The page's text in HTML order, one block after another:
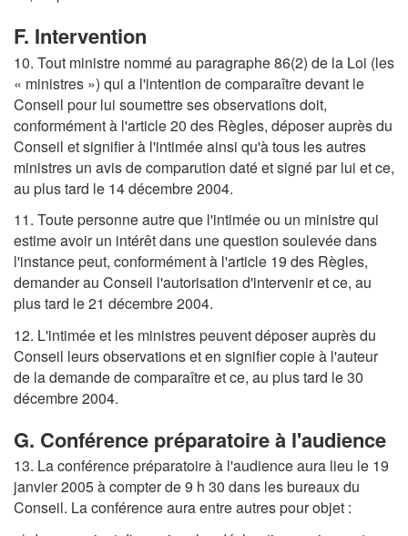
F. Intervention
10. Tout ministre nommé au paragraphe 86(2) de la Loi (les
« ministres ») qui a l'intention de comparaître devant le
Conseil pour lui soumettre ses observations doit,
conformément à l'article 20 des Règles, déposer auprès du
Conseil et signifier à l'intimée ainsi qu'à tous les autres
ministres un avis de comparution daté et signé par lui et ce,
au plus tard le 14 décembre 2004.
11. Toute personne autre que l'intimée ou un ministre qui
estime avoir un intérêt dans une question soulevée dans
l'instance peut, conformément à l'article 19 des Règles,
demander au Conseil l'autorisation d'intervenir et ce, au
plus tard le 21 décembre 2004.
12. L'intimée et les ministres peuvent déposer auprès du
Conseil leurs observations et en signifier copie à l'auteur
de la demande de comparaître et ce, au plus tard le 30
décembre 2004.
G. Conférence préparatoire à l'audience
13. La conférence préparatoire à l'audience aura lieu le 19
janvier 2005 à compter de 9 h 30 dans les bureaux du
Conseil. La conférence aura entre autres pour objet :